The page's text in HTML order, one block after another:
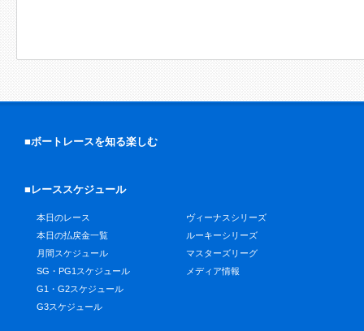
■ボートレースを知る楽しむ
■レーススケジュール
本日のレース
本日の払戻金一覧
月間スケジュール
SG・PG1スケジュール
G1・G2スケジュール
G3スケジュール
ヴィーナスシリーズ
ルーキーシリーズ
マスターズリーグ
メディア情報